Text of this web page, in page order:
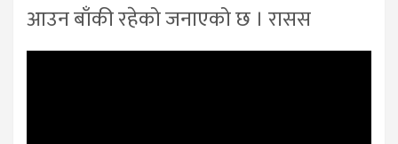
आउन बाँकी रहेको जनाएको छ । रासस